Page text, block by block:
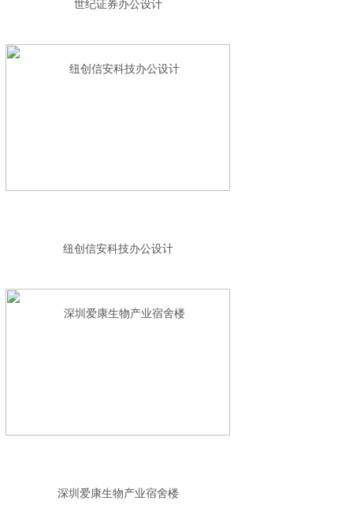
世纪证券办公设计
纽创信安科技办公设计
深圳爱康生物产业宿舍楼